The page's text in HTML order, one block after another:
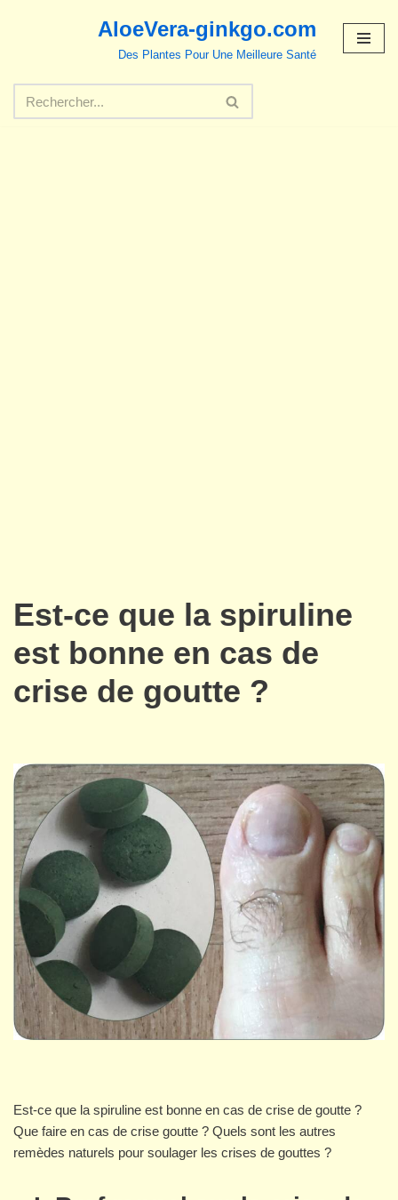
contenu
AloeVera-ginkgo.com
Des Plantes Pour Une Meilleure Santé
Est-ce que la spiruline
est bonne en cas de
crise de goutte ?
Est-ce que la spiruline est bonne en cas de crise de goutte ?
Que faire en cas de crise goutte ? Quels sont les autres
remèdes naturels pour soulager les crises de gouttes ?